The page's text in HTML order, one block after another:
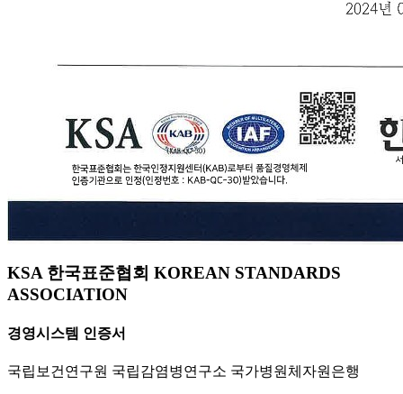
KSA 한국표준협회 KOREAN STANDARDS
ASSOCIATION
경영시스템 인증서
국립보건연구원 국립감염병연구소 국가병원체자원은행